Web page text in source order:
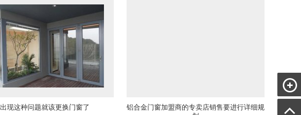
出现这种问题就该更换门窗了
铝合金门窗加盟商的专卖店销售要进行详细规